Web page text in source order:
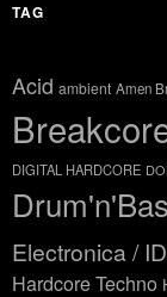
TAG
Acid ambient Amen
DIGITAL HARDCORE
Electronica /
Hardcore Techno